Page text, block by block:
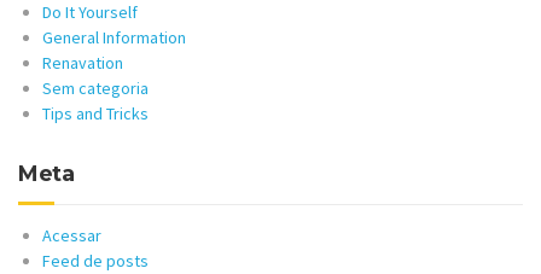
Do It Yourself
General Information
Renavation
Sem categoria
Tips and Tricks
Meta
Acessar
Feed de posts